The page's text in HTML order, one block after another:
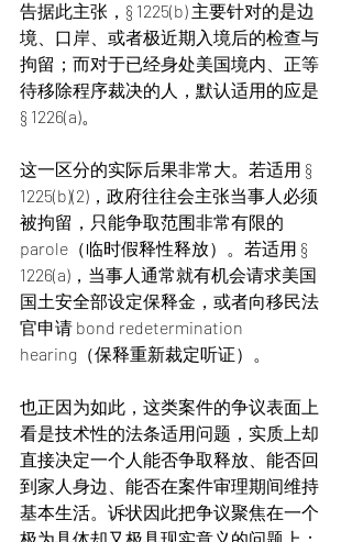
告据此主张，§ 1225(b) 主要针对的是边
境、口岸、或者极近期入境后的检查与
拘留；而对于已经身处美国境内、正等
待移除程序裁决的人，默认适用的应是
§ 1226(a)。
这一区分的实际后果非常大。若适用 §
1225(b)(2)，政府往往会主张当事人必须
被拘留，只能争取范围非常有限的
parole（临时假释性释放）。若适用 §
1226(a)，当事人通常就有机会请求美国
国土安全部设定保释金，或者向移民法
官申请 bond redetermination
hearing（保释重新裁定听证）。
也正因为如此，这类案件的争议表面上
看是技术性的法条适用问题，实质上却
直接决定一个人能否争取释放、能否回
到家人身边、能否在案件审理期间维持
基本生活。诉状因此把争议聚焦在一个